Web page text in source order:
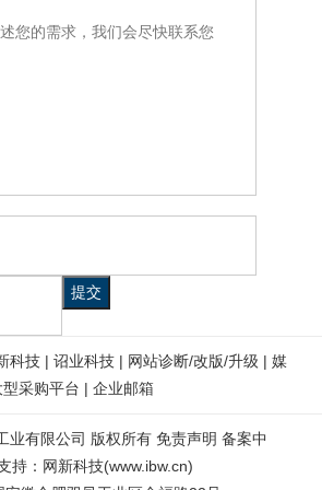
提交
科技 | 诏业科技 | 网站诊断/改版/升级 | 媒
型采购平台 | 企业邮箱
业有限公司 版权所有 免责声明 备案中
持 ： 网新科技(www.ibw.cn)